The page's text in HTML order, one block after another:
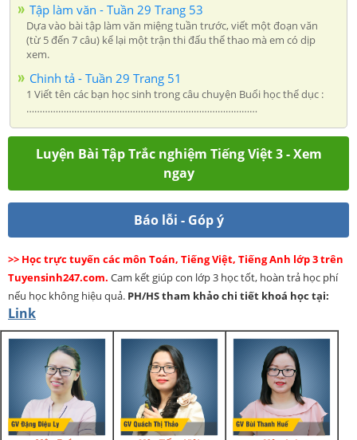
Tập làm văn - Tuần 29 Trang 53
Dựa vào bài tập làm văn miệng tuần trước, viết một đoạn văn
(từ 5 đến 7 câu) kể lại một trận thi đấu thể thao mà em có dịp
xem.
Chinh tả - Tuần 29 Trang 51
1 Viết tên các bạn học sinh trong câu chuyện Buổi học thể dục :
……………………………………………………………………………
Luyện Bài Tập Trắc nghiệm Tiếng Việt 3 - Xem
ngay
Báo lỗi - Góp ý
>> Học trực tuyến các môn Toán, Tiếng Việt, Tiếng Anh lớp 3 trên
Tuyensinh247.com. Cam kết giúp con lớp 3 học tốt, hoàn trả học phí
nếu học không hiệu quả. PH/HStham khảo chi tiết khoá học tại:
Link